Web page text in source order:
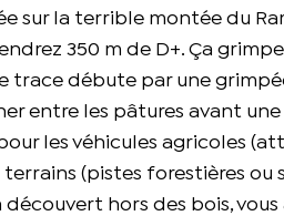
sur la terrible montée du
350 m de D+. Ça
débute par une
entre les pâtures avant
les véhicules agricoles
(pistes forestières ou
hors des bois, vous